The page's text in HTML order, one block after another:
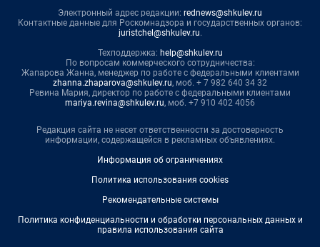
Электронный адрес редакции: rednews@shkulev.ru
Контактные данные для Роскомнадзора и государственных органов:
juristchel@shkulev.ru.
Техподдержка: help@shkulev.ru
По вопросам коммерческого сотрудничества:
Жапарова Жанна, менеджер по работе с федеральными клиентами
zhanna.zhaparova@shkulev.ru, моб. + 7 982 640 34 32
Ревина Мария, директор по работе с федеральными клиентами
mariya.revina@shkulev.ru, моб. +7 910 402 4056
Редакция сайта не несет ответственности за достоверность
информации, содержащейся в рекламных объявлениях.
Информация об ограничениях
Политика использования cookies
Рекомендательные системы
Политика конфиденциальности и обработки персональных данных и
правила использования сайта